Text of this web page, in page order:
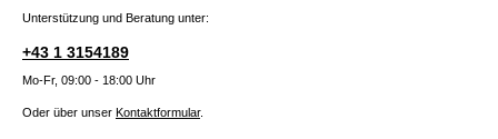
Unterstützung und Beratung unter:
+43 1 3154189
Mo-Fr, 09:00 - 18:00 Uhr
Oder über unser Kontaktformular.